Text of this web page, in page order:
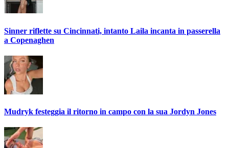
Sinner riflette su Cincinnati, intanto Laila incanta in passerella
a Copenaghen
Mudryk festeggia il ritorno in campo con la sua Jordyn Jones